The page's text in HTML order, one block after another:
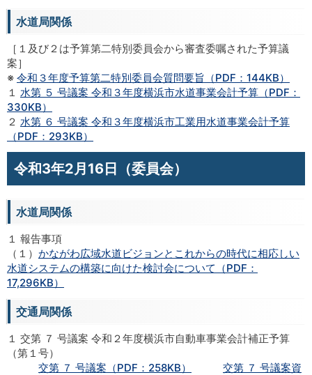
水道局関係
［１及び２は予算第二特別委員会から審査委嘱された予算議
案］
※ 令和３年度予算第二特別委員会質問要旨（PDF：144KB）
１ 水第 ５ 号議案 令和３年度横浜市水道事業会計予算（PDF：
330KB）
２ 水第 ６ 号議案 令和３年度横浜市工業用水道事業会計予算
（PDF：293KB）
令和3年2月16日（委員会）
水道局関係
１ 報告事項
（１） かながわ広域水道ビジョンとこれからの時代に相応しい
水道システムの構築に向けた検討会について（PDF：
17,296KB）
交通局関係
１ 交第 ７ 号議案 令和２年度横浜市自動車事業会計補正予算
（第１号）
交第 ７ 号議案（PDF：258KB）
交第 ７ 号議案資